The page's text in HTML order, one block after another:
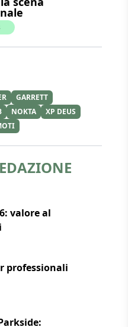
GARRETT
NOKTA
XP DEUS
valore al
professionali